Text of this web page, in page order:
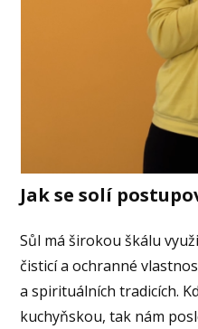
Jak se solí
Sůl má širokou škálu
čisticí a ochranné
a spirituálních tradicích.
kuchyňskou, tak nám